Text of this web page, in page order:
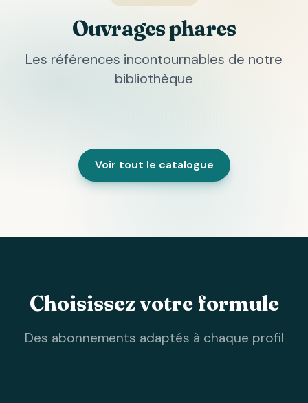
Ouvrages phares
Les références incontournables de notre
bibliothèque
Voir tout le catalogue
Choisissez votre formule
Des abonnements adaptés à chaque profil